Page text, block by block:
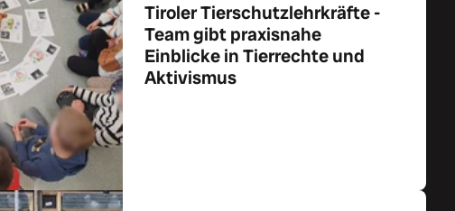
Tiroler Tierschutzlehrkräfte -
Team gibt praxisnahe
Einblicke in Tierrechte und
Aktivismus